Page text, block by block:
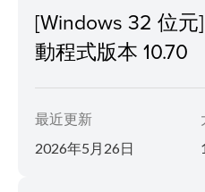
[Windows 32 位
動程式版本 10.70
最近更新
2026年5月26日